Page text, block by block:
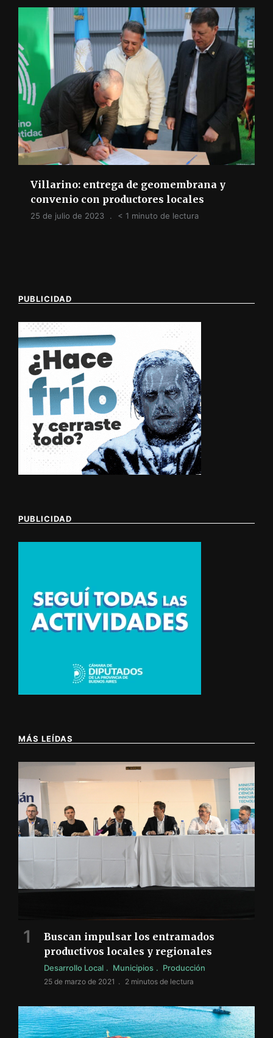
Villarino: entrega de geomembrana y
convenio con productores locales
25 de julio de 2023 < 1 minuto de lectura
PUBLICIDAD
PUBLICIDAD
MÁS LEÍDAS
Buscan impulsar los entramados
productivos locales y regionales
Desarrollo Local Municipios Producción
25 de marzo de 2021 2 minutos de lectura